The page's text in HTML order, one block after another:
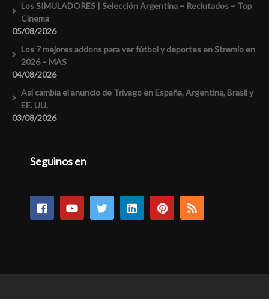
Los SIMULADORES | Selección Argentina – Reclutados – Top
Cinema
05/08/2026
Los 7 mejores addons para ver fútbol y deportes en Stremio en
2026 – MAS
04/08/2026
Así cambia el anuncio de Trivago en España, Argentina, Brasil y
EE. UU.
03/08/2026
Seguinos en